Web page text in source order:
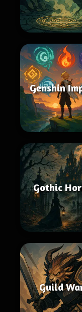
Genshin
Gothic
Guild